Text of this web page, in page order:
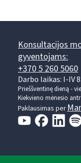
Konsultacijos
gyventojams:
+370 5 260 5060
Darbo laikas: I-IV
Prieššventinę dieną -
Kiekvieno mėnesio
Paklausimas per